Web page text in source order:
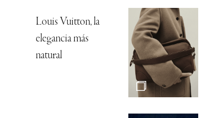
Louis Vuitton, la
elegancia más
natural